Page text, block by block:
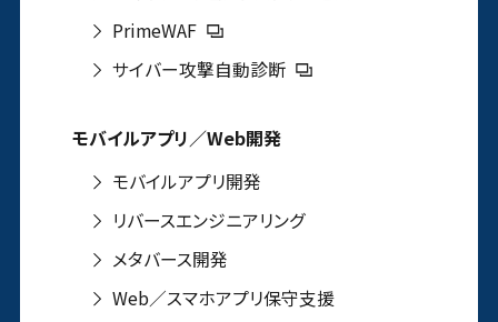
PrimeWAF
サイバー攻撃自動診断
モバイルアプリ／Web開発
モバイルアプリ開発
リバースエンジニアリング
メタバース開発
Web／スマホアプリ保守支援